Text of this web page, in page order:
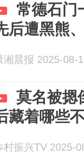
常德石门
后遭黑熊
湘晨报 2025-08-
莫名被摁
藏着哪些
村振兴TV 2025-